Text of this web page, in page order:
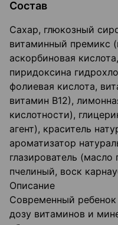
Состав
Сахар, глюкозный
витаминный премикс
аскорбиновая
пиридоксина
фолиевая кислота,
витамин В12),
кислотности),
агент), краситель
ароматизатор
глазирователь (масло
пчелиный, воск
Описание
Современный
дозу витаминов и